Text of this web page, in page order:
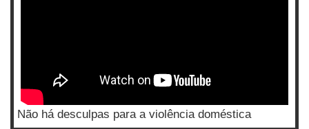
Não há desculpas para a violência doméstica